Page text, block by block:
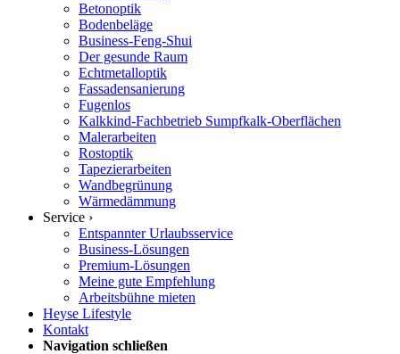
Betonoptik
Bodenbeläge
Business-Feng-Shui
Der gesunde Raum
Echtmetalloptik
Fassadensanierung
Fugenlos
Kalkkind-Fachbetrieb Sumpfkalk-Oberflächen
Malerarbeiten
Rostoptik
Tapezierarbeiten
Wandbegrünung
Wärmedämmung
Service ›
Entspannter Urlaubsservice
Business-Lösungen
Premium-Lösungen
Meine gute Empfehlung
Arbeitsbühne mieten
Heyse Lifestyle
Kontakt
Navigation schließen